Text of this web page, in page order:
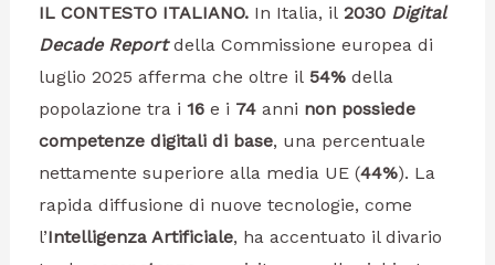
IL CONTESTO ITALIANO.In Italia, il 2030 Digital
Decade Reportdella Commissione europea di
luglio 2025 afferma che oltre il 54% della
popolazione tra i 16 e i 74 anni non possiede
competenze digitali di base, una percentuale
nettamente superiore alla media UE (44%). La
rapida diffusione di nuove tecnologie, come
l’Intelligenza Artificiale, ha accentuato il divario